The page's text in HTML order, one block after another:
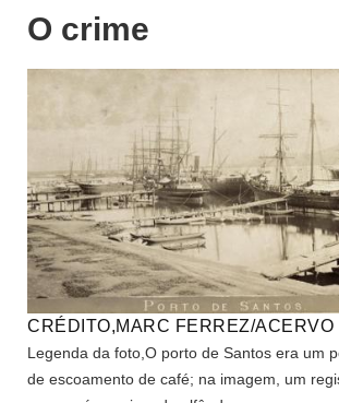
O crime
CRÉDITO,MARC FERREZ/ACERVO
Legenda da foto, O porto de Santos era um
de escoamento de café; na imagem, um